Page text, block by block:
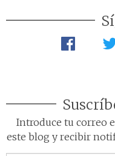
Introduce tu correo
este blog y recibir